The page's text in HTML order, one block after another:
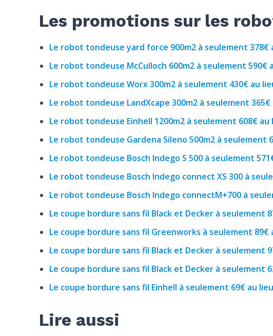
Les promotions sur les
Le robot tondeuse yard force 900m2 à seulement 378€
Le robot tondeuse McCulloch 600m2 à seulement 590€
Le robot tondeuse Worx 300m2 à seulement 430€ au
Le robot tondeuse LandXcape 300m2 à seulement 365€
Le robot tondeuse Einhell 1200m2 à seulement 608€ au
Le robot tondeuse Gardena Sileno 500m2 à seulement
Le robot tondeuse Bosch Indego S 500 à seulement
Le robot tondeuse Bosch Indego connect XS 300 à
Le robot tondeuse Bosch Indego connectM+700 à
Le coupe bordure sans fil Black et Decker à seulement
Le coupe bordure sans fil Greenworks à seulement 89€
Le coupe bordure sans fil Black et Decker à seulement
Le coupe bordure sans fil Black et Decker à seulement
Le coupe bordure sans fil Einhell à seulement 69€ au
Lire aussi